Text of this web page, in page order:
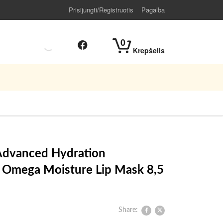
Prisijungti/Registruotis Pagalba
0
Krepšelis
Hydration
Moisture Lip Mask 8,5
Share: